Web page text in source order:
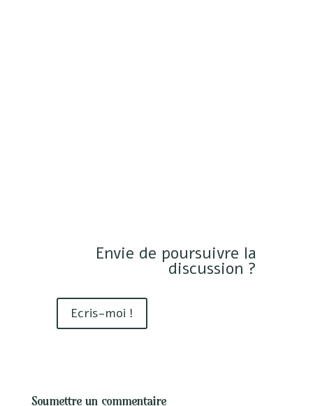
Envie de poursuivre la
discussion ?
Ecris-moi !
Soumettre un commentaire